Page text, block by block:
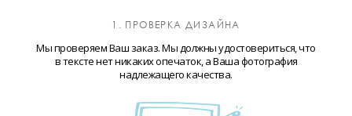
1. ПРОВЕРКА ДИЗАЙНА
Мы проверяем Ваш заказ. Мы должны удостовериться, что
в тексте нет никаких опечаток, а Ваша фотография
надлежащего качества.